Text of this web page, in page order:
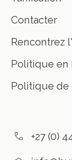
Contacter
Rencontrez
Politique en
Politique de
+27 (0)